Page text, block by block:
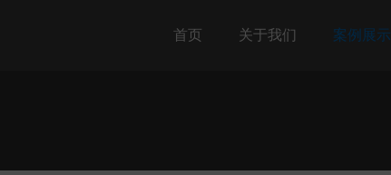
首页 关于我们 案例展示